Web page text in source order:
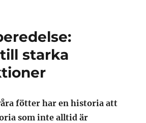
starka
fötter har en historia att
som inte alltid är